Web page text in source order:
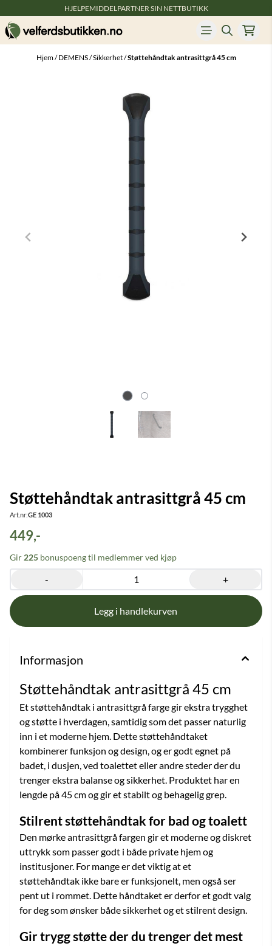
Hopp til innholdHJELPEMIDDELPARTNER SIN NETTBUTIKK
Hjem/DEMENS/Sikkerhet/Støttehåndtak antrasittgrå 45 cm
Støttehåndtak antrasittgrå 45 cm
Art.nr:GE 1003
449,-
Gir 225 bonuspoeng til medlemmer ved kjøp
- +
Informasjon
Støttehåndtak antrasittgrå 45 cm
Et støttehåndtak i antrasittgrå farge gir ekstra trygghet
og støtte i hverdagen, samtidig som det passer naturlig
inn i et moderne hjem. Dette støttehåndtaket
kombinerer funksjon og design, og er godt egnet på
badet, i dusjen, ved toalettet eller andre steder der du
trenger ekstra balanse og sikkerhet. Produktet har en
lengde på 45 cm og gir et stabilt og behagelig grep.
Stilrent støttehåndtak for bad og toalett
Den mørke antrasittgrå fargen gir et moderne og diskret
uttrykk som passer godt i både private hjem og
institusjoner. For mange er det viktig at et
støttehåndtak ikke bare er funksjonelt, men også ser
pent ut i rommet. Dette håndtaket er derfor et godt valg
for deg som ønsker både sikkerhet og et stilrent design.
Gir trygg støtte der du trenger det mest